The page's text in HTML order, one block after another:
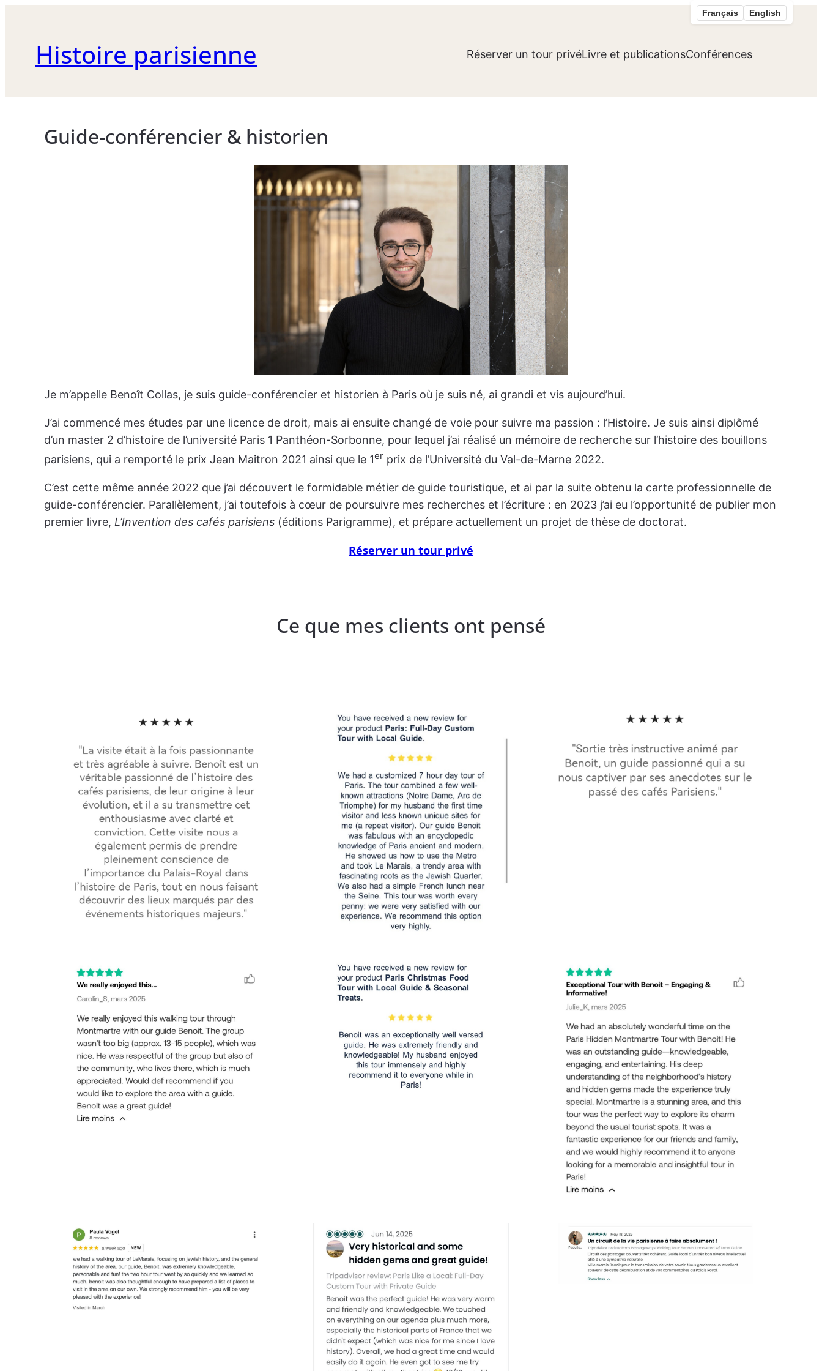
Histoire parisienne Réserver un tour privéLivre et publicationsConférences
contenuGuide-conférencier & historien
Je m’appelle Benoît Collas, je suis guide-conférencier et historien à Paris où je suis né, ai grandi et vis aujourd’hui.
J’ai commencé mes études par une licence de droit, mais ai ensuite changé de voie pour suivre ma passion : l’Histoire. Je suis ainsi diplômé
d’un master 2 d’histoire de l’université Paris 1 Panthéon-Sorbonne, pour lequel j’ai réalisé un mémoire de recherche sur l’histoire des bouillons
parisiens, qui a remporté le prix Jean Maitron 2021 ainsi que le 1er prix de l’Université du Val-de-Marne 2022.
C’est cette même année 2022 que j’ai découvert le formidable métier de guide touristique, et ai par la suite obtenu la carte professionnelle de
guide-conférencier. Parallèlement, j’ai toutefois à cœur de poursuivre mes recherches et l’écriture : en 2023 j’ai eu l’opportunité de publier mon
premier livre, L’Invention des cafés parisiens (éditions Parigramme), et prépare actuellement un projet de thèse de doctorat.
Réserver un tour privé
Ce que mes clients ont pensé
Français English